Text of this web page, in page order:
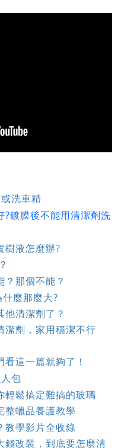
洗車精
鍍膜後不能用清潔劑洗
樹液怎麼辦?
那個不能？
麼那麼大?
他清潔劑了？
潔劑，家用穩潔不行
這一篇就夠了！
包
輕鬆搞定難搞的玻璃
整蠟品養護教學
教學影片全收錄
錢改裝，到底要怎麼清